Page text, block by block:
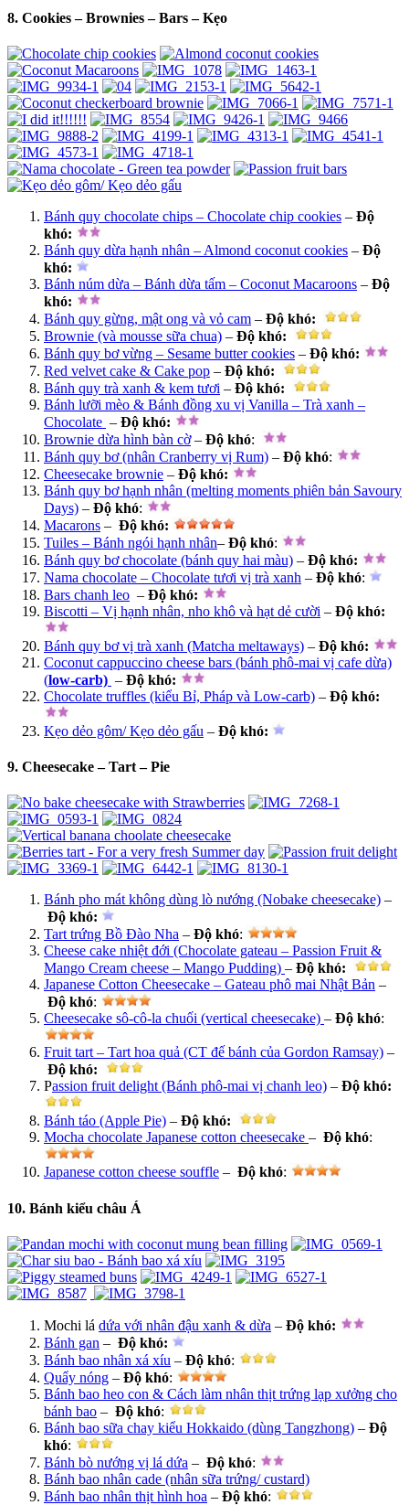
8. Cookies – Brownies – Bars – Kẹo
Bánh quy chocolate chips – Chocolate chip cookies – Độ
khó:
Bánh quy dừa hạnh nhân – Almond coconut cookies – Độ
khó:
Bánh núm dừa – Bánh dừa tấm – Coconut Macaroons – Độ
khó:
Bánh quy gừng, mật ong và vỏ cam – Độ khó:
Brownie (và mousse sữa chua) – Độ khó:
Bánh quy bơ vừng – Sesame butter cookies – Độ khó:
Red velvet cake & Cake pop – Độ khó:
Bánh quy trà xanh & kem tươi – Độ khó:
Bánh lưỡi mèo & Bánh đồng xu vị Vanilla – Trà xanh –
Chocolate – Độ khó:
Brownie dừa hình bàn cờ– Độ khó:
Bánh quy bơ (nhân Cranberry vị Rum) – Độ khó:
Cheesecake brownie – Độ khó:
Bánh quy bơ hạnh nhân (melting moments phiên bản Savoury
Days) – Độ khó:
Macarons – Độ khó:
Tuiles – Bánh ngói hạnh nhân– Độ khó:
Bánh quy bơ chocolate (bánh quy hai màu) – Độ khó:
Nama chocolate – Chocolate tươi vị trà xanh – Độ khó:
Bars chanh leo – Độ khó:
Biscotti – Vị hạnh nhân, nho khô và hạt dẻ cười – Độ khó:
Bánh quy bơ vị trà xanh (Matcha meltaways) – Độ khó:
Coconut cappuccino cheese bars (bánh phô-mai vị cafe dừa)
(low-carb) – Độ khó:
Chocolate truffles (kiểu Bỉ, Pháp và Low-carb) – Độ khó:
Kẹo dẻo gôm/ Kẹo dẻo gấu – Độ khó:
9. Cheesecake – Tart – Pie
Bánh pho mát không dùng lò nướng (Nobake cheesecake) –
Độ khó:
Tart trứng Bồ Đào Nha – Độ khó:
Cheese cake nhiệt đới (Chocolate gateau – Passion Fruit &
Mango Cream cheese – Mango Pudding) – Độ khó:
Japanese Cotton Cheesecake – Gateau phô mai Nhật Bản –
Độ khó:
Cheesecake sô-cô-la chuối (vertical cheesecake) – Độ khó:
Fruit tart – Tart hoa quả (CT đế bánh của Gordon Ramsay) –
Độ khó:
Passion fruit delight (Bánh phô-mai vị chanh leo) – Độ khó:
Bánh táo (Apple Pie) – Độ khó:
Mocha chocolate Japanese cotton cheesecake – Độ khó:
Japanese cotton cheese souffle – Độ khó:
10. Bánh kiểu châu Á
Mochi lá dứa với nhân đậu xanh & dừa – Độ khó:
Bánh gan – Độ khó:
Bánh bao nhân xá xíu – Độ khó:
Quẩy nóng – Độ khó:
Bánh bao heo con & Cách làm nhân thịt trứng lạp xưởng cho
bánh bao – Độ khó:
Bánh bao sữa chay kiểu Hokkaido (dùng Tangzhong) – Độ
khó:
Bánh bò nướng vị lá dứa – Độ khó:
Bánh bao nhân cade (nhân sữa trứng/ custard)
Bánh bao nhân thịt hình hoa – Độ khó: